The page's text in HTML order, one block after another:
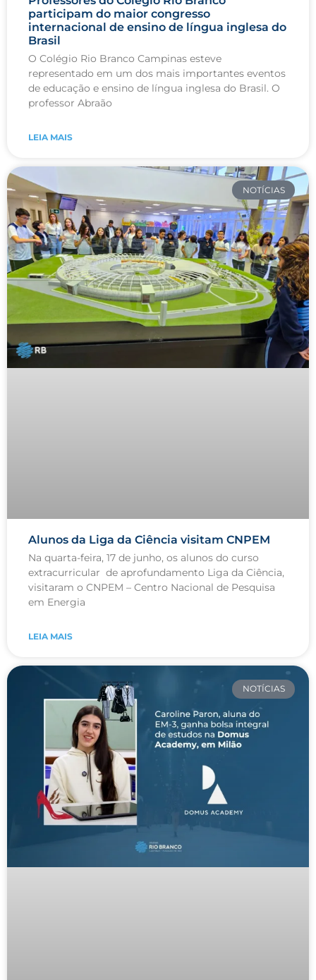
participam do maior congresso
internacional de ensino de língua inglesa do
Brasil
O Colégio Rio Branco Campinas esteve
representado em um dos mais importantes eventos
de educação e ensino de língua inglesa do Brasil. O
professor Abraão
LEIA MAIS
NOTÍCIAS
Alunos da Liga da Ciência visitam CNPEM
Na quarta-feira, 17 de junho, os alunos do curso
extracurricular de aprofundamento Liga da Ciência,
visitaram o CNPEM – Centro Nacional de Pesquisa
em Energia
LEIA MAIS
NOTÍCIAS